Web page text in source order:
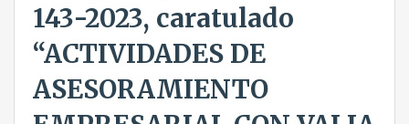
143-2023, caratulado
“ACTIVIDADES DE
ASESORAMIENTO